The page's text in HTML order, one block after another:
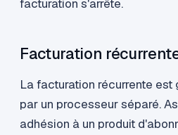
facturation s'arrête.
Facturation
La facturation récurrente est
par un processeur séparé.
adhésion à un produit